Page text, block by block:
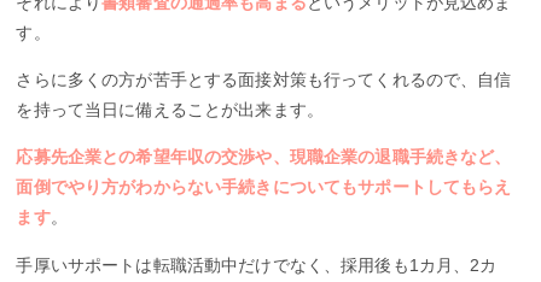
す。
さらに多くの方が苦手とする面接対策も行ってくれるので、自信
を持って当日に備えることが出来ます。
応募先企業との希望年収の交渉や、現職企業の退職手続きなど、
面倒でやり方がわからない手続きについてもサポートしてもらえ
ます。
手厚いサポートは転職活動中だけでなく、採用後も1カ月、2カ